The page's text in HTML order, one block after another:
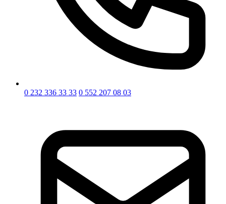
0 232 336 33 33 0 552 207 08 03